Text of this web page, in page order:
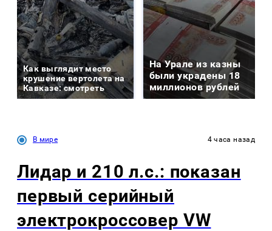
Как выглядит место
крушение вертолета на
Кавказе: смотреть
На Урале из казны
были украдены 18
миллионов рублей
В мире 4 часа назад
Лидар и 210 л.с.: показан
первый серийный
электрокроссовер VW